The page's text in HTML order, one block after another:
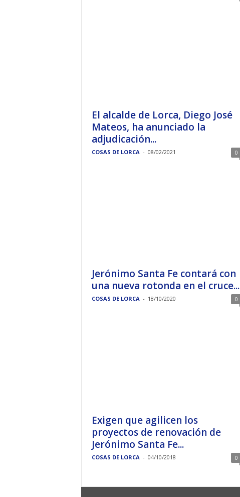
El alcalde de Lorca, Diego José
Mateos, ha anunciado la
adjudicación...
COSAS DE LORCA - 08/02/2021 0
Jerónimo Santa Fe contará con
una nueva rotonda en el cruce...
COSAS DE LORCA - 18/10/2020 0
Exigen que agilicen los
proyectos de renovación de
Jerónimo Santa Fe...
COSAS DE LORCA - 04/10/2018 0